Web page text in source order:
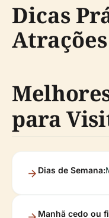
Dicas
para
Dias de Semana:
Manhã cedo ou